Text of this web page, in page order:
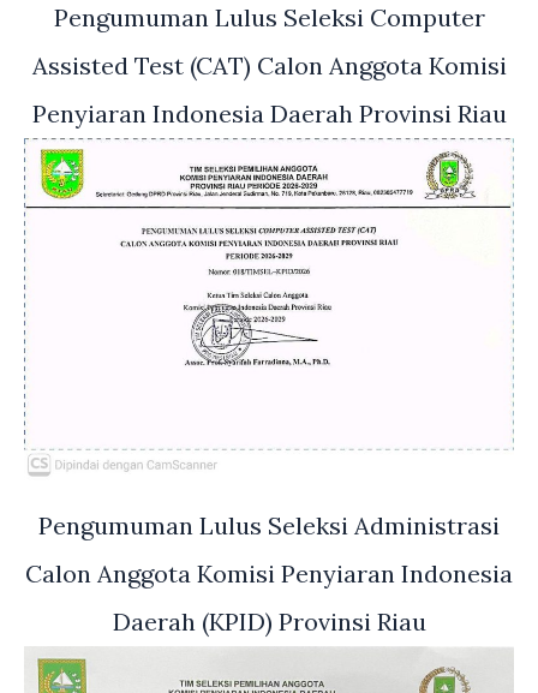
Pengumuman Lulus Seleksi Computer
Assisted Test (CAT) Calon Anggota Komisi
Penyiaran Indonesia Daerah Provinsi Riau
Pengumuman Lulus Seleksi Administrasi
Calon Anggota Komisi Penyiaran Indonesia
Daerah (KPID) Provinsi Riau